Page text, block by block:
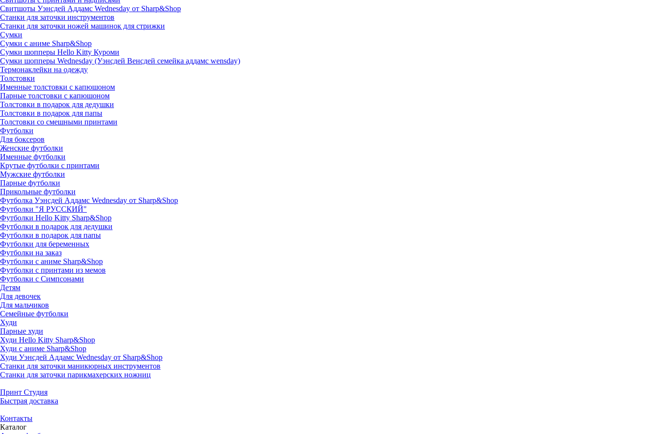
Свитшоты Уэнсдей Аддамс Wednesday от Sharp&Shop
Станки для заточки инструментов
Станки для заточки ножей машинок для стрижки
Сумки
Сумки с аниме Sharp&Shop
Сумки шопперы Hello Kitty Куроми
Сумки шопперы Wednesday (Уэнсдей Венсдей семейка аддамс wensday)
Термонаклейки на одежду
Толстовки
Именные толстовки с капюшоном
Парные толстовки с капюшоном
Толстовки в подарок для дедушки
Толстовки в подарок для папы
Толстовки со смешными принтами
Футболки
Для боксеров
Женские футболки
Именные футболки
Крутые футболки с принтами
Мужские футболки
Парные футболки
Прикольные футболки
Футболка Уэнсдей Аддамс Wednesday от Sharp&Shop
Футболки "Я РУССКИЙ"
Футболки Hello Kitty Sharp&Shop
Футболки в подарок для дедушки
Футболки в подарок для папы
Футболки для беременных
Футболки на заказ
Футболки с аниме Sharp&Shop
Футболки с принтами из мемов
Футболки с Симпсонами
Детям
Для девочек
Для мальчиков
Семейные футболки
Худи
Парные худи
Худи Hello Kitty Sharp&Shop
Худи с аниме Sharp&Shop
Худи Уэнсдей Аддамс Wednesday от Sharp&Shop
Станки для заточки маникюрных инструментов
Станки для заточки парикмахерских ножниц
Принт Студия
Быстрая доставка
Контакты
Каталог